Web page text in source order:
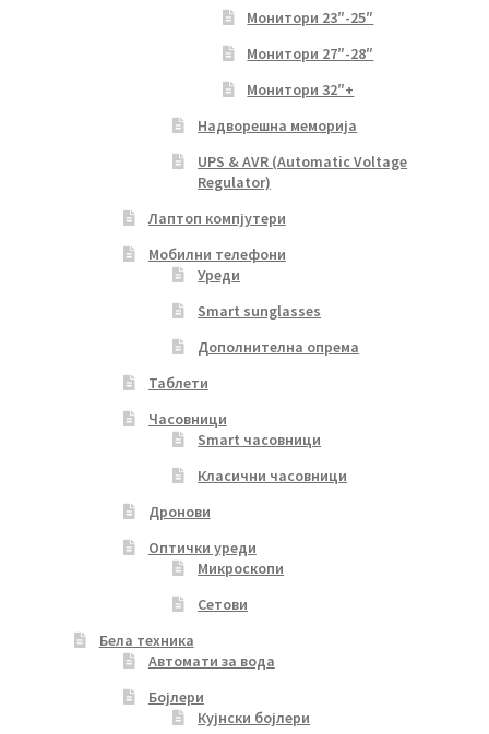
Монитори 23″-25″
Монитори 27″-28″
Монитори 32″+
Надворешна меморија
UPS & AVR (Automatic Voltage
Regulator)
Лаптоп компјутери
Мобилни телефони
Уреди
Smart sunglasses
Дополнителна опрема
Таблети
Часовници
Smart часовници
Класични часовници
Дронови
Оптички уреди
Микроскопи
Сетови
Бела техника
Автомати за вода
Бојлери
Кујнски бојлери